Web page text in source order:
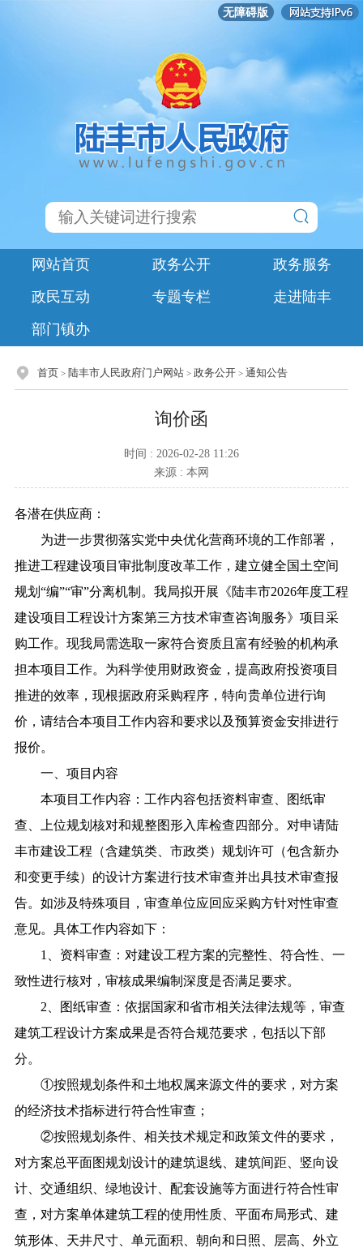
无障碍版
网站首页 政务公开
政务服务
政民互动
专题专栏
走进陆丰
部门镇办
首页 > 陆丰市人民政府门户网站 >政务公开 >通知公告
询价函
时间 : 2026-02-28 11:26
来源 : 本网
各潜在供应商：
为进一步贯彻落实党中央优化营商环境的工作部署，
推进工程建设项目审批制度改革工作，建立健全国土空间
规划“编”“审”分离机制。我局拟开展《陆丰市2026年度工程
建设项目工程设计方案第三方技术审查咨询服务》项目采
购工作。现我局需选取一家符合资质且富有经验的机构承
担本项目工作。为科学使用财政资金，提高政府投资项目
推进的效率，现根据政府采购程序，特向贵单位进行询
价，请结合本项目工作内容和要求以及预算资金安排进行
报价。
一、项目内容
本项目工作内容：工作内容包括资料审查、图纸审
查、上位规划核对和规整图形入库检查四部分。对申请陆
丰市建设工程（含建筑类、市政类）规划许可（包含新办
和变更手续）的设计方案进行技术审查并出具技术审查报
告。如涉及特殊项目，审查单位应回应采购方针对性审查
意见。具体工作内容如下：
1、资料审查：对建设工程方案的完整性、符合性、一
致性进行核对，审核成果编制深度是否满足要求。
2、图纸审查：依据国家和省市相关法律法规等，审查
建筑工程设计方案成果是否符合规范要求，包括以下部
分。
①按照规划条件和土地权属来源文件的要求，对方案
的经济技术指标进行符合性审查；
②按照规划条件、相关技术规定和政策文件的要求，
对方案总平面图规划设计的建筑退线、建筑间距、竖向设
计、交通组织、绿地设计、配套设施等方面进行符合性审
查，对方案单体建筑工程的使用性质、平面布局形式、建
筑形体、天井尺寸、单元面积、朝向和日照、层高、外立